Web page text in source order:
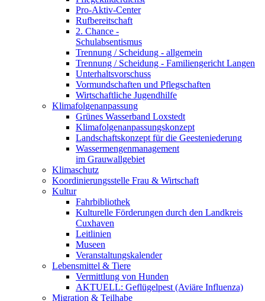
Pro-Aktiv-Center
Rufbereitschaft
2. Chance -
Schulabsentismus
Trennung / Scheidung - allgemein
Trennung / Scheidung - Familiengericht Langen
Unterhaltsvorschuss
Vormundschaften und Pflegschaften
Wirtschaftliche Jugendhilfe
Klimafolgenanpassung
Grünes Wasserband Loxstedt
Klimafolgenanpassungskonzept
Landschaftskonzept für die Geesteniederung
Wassermengenmanagement
im Grauwallgebiet
Klimaschutz
Koordinierungsstelle Frau & Wirtschaft
Kultur
Fahrbibliothek
Kulturelle Förderungen durch den Landkreis
Cuxhaven
Leitlinien
Museen
Veranstaltungskalender
Lebensmittel & Tiere
Vermittlung von Hunden
AKTUELL: Geflügelpest (Aviäre Influenza)
Migration & Teilhabe